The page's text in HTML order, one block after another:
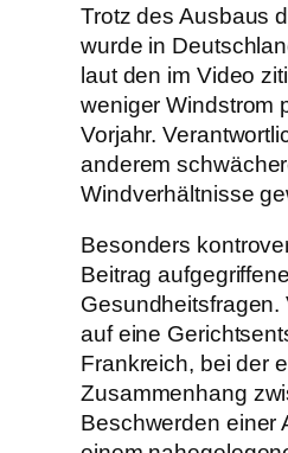
Trotz des Ausbaus
wurde in
laut den im Video
weniger Windstrom
Vorjahr.
anderem
Windverhältnisse
Besonders
Beitrag
Gesundheitsfragen.
auf eine
Frankreich, bei der
Zusammenhang
Beschwerden einer